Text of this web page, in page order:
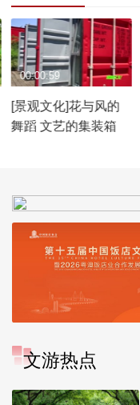
[景观文化]花与风的
舞蹈 文艺的集装箱
00:00:59
文游热点